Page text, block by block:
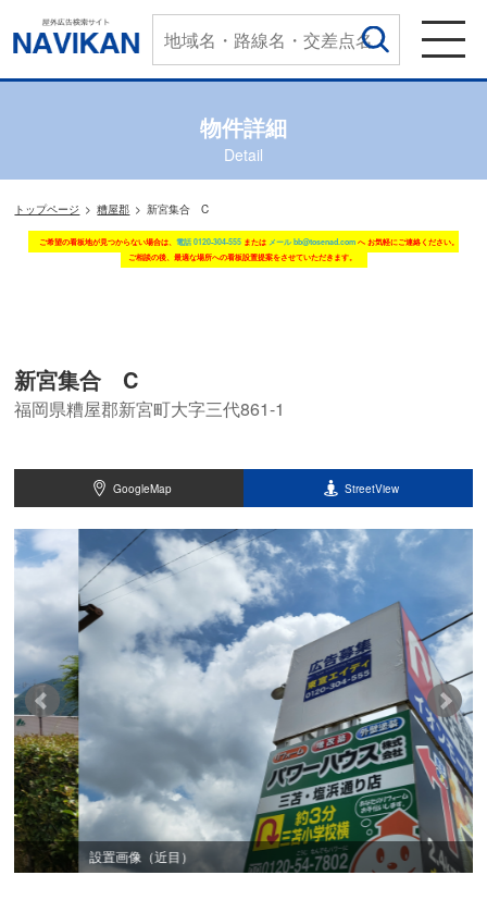
物件詳細
Detail
トップページ 糟屋郡 新宮集合 C
ご希望の看板地が見つからない場合は、 電話 0120-304-555 または メール bb@tosenad.com へ お気軽にご連絡ください。
ご相談の後、最適な場所への看板設置提案をさせていただきます。
新宮集合 C
福岡県糟屋郡新宮町大字三代861-1
GoogleMap StreetView
設置画像（近目）